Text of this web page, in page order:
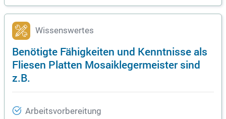
Wissenswertes
Benötigte Fähigkeiten und Kenntnisse als
Fliesen Platten Mosaiklegermeister sind
z.B.
Arbeitsvorbereitung